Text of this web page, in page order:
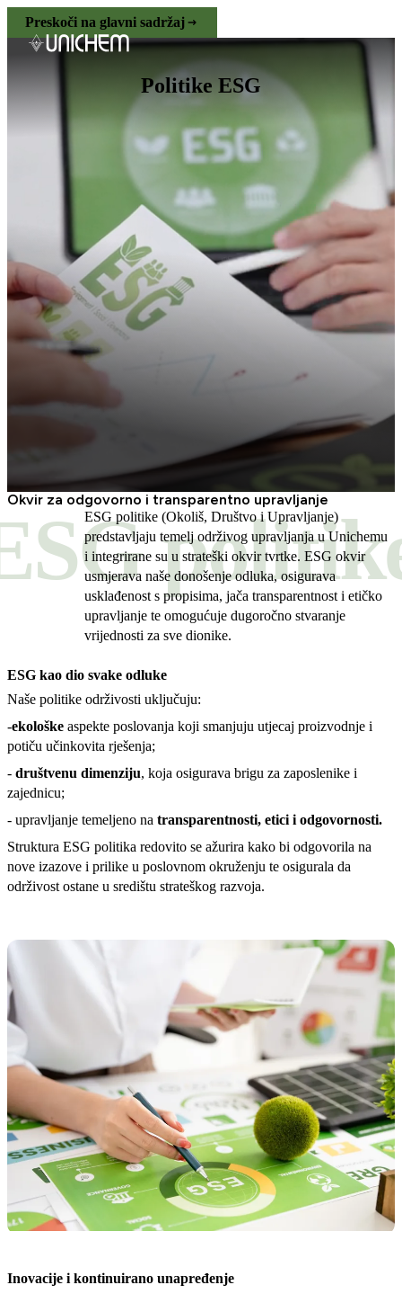
Preskoči na glavni sadržaj
Politike ESG
Okvir za odgovorno i transparentno upravljanje
ESG politike (Okoliš, Društvo i Upravljanje)
predstavljaju temelj održivog upravljanja u Unichemu
i integrirane su u strateški okvir tvrtke. ESG okvir
usmjerava naše donošenje odluka, osigurava
usklađenost s propisima, jača transparentnost i etičko
upravljanje te omogućuje dugoročno stvaranje
vrijednosti za sve dionike.
ESG kao dio svake odluke
Naše politike održivosti uključuju:
-ekološke aspekte poslovanja koji smanjuju utjecaj proizvodnje i
potiču učinkovita rješenja;
- društvenu dimenziju, koja osigurava brigu za zaposlenike i
zajednicu;
- upravljanje temeljeno na transparentnosti, etici i odgovornosti.
Struktura ESG politika redovito se ažurira kako bi odgovorila na
nove izazove i prilike u poslovnom okruženju te osigurala da
održivost ostane u središtu strateškog razvoja.
Inovacije i kontinuirano unapređenje